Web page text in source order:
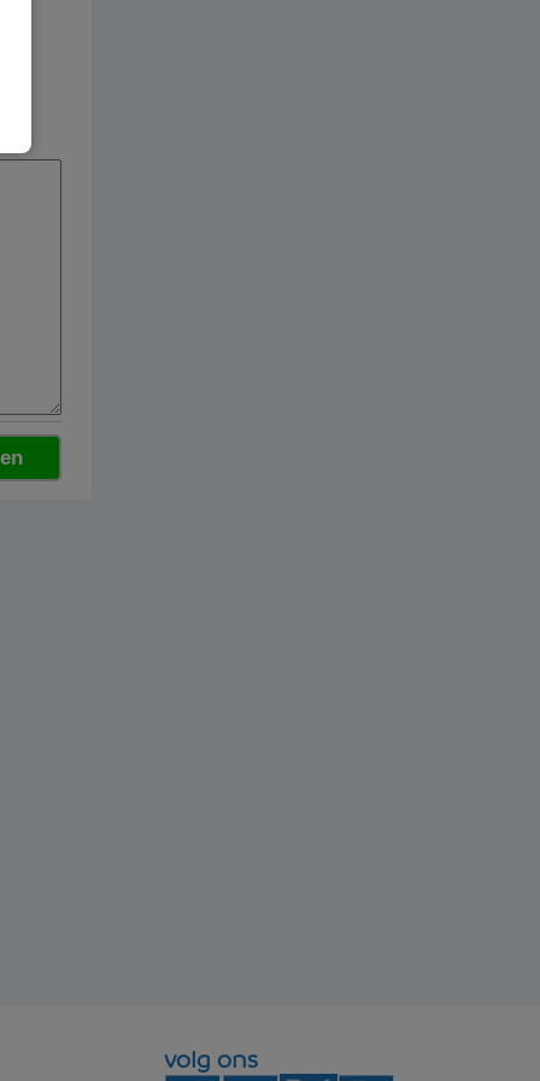
volg ons